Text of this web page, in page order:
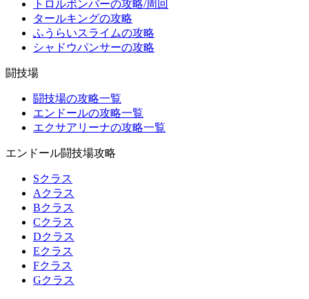
トロルボンバーの攻略/周回
タールキングの攻略
ふうらいスライムの攻略
シャドウパンサーの攻略
闘技場
闘技場の攻略一覧
エンドールの攻略一覧
エクサアリーナの攻略一覧
エンドール闘技場攻略
Sクラス
Aクラス
Bクラス
Cクラス
Dクラス
Eクラス
Fクラス
Gクラス